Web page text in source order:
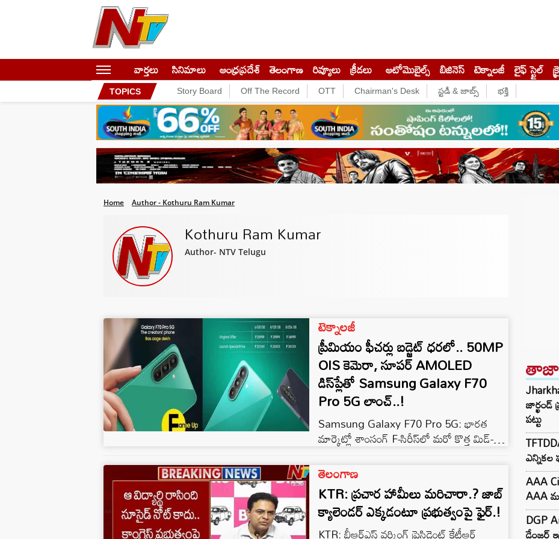
వార్తలు సినిమాలు ఆంధ్రప్రదేశ్ తెలంగాణ రివ్యూలు క్రీడలు ఆటోమొబైల్స్ బిజినెస్‌ టెక్నాలజీ లైఫ్ స్టైల్
TOPICS Story Board Off The Record OTT Chairman's Desk స్టడీ & జాబ్స్ భక్తి
Home Author - Kothuru Ram Kumar
Kothuru Ram Kumar
Author- NTV Telugu
టెక్నాలజీ
ప్రీమియం ఫీచర్లు బడ్జెట్ ధరలో.. 50MP
OIS కెమెరా, సూపర్ AMOLED
డిస్‌ప్లేతో Samsung Galaxy F70
Pro 5G లాంచ్..!
Samsung Galaxy F70 Pro 5G: భారత
మార్కెట్లో శాంసంగ్ F-సిరీస్‌లో మరో కొత్త మిడ్-
రేంజ్ స్మార్ట్‌ఫోన్ గెలాక్సీ F70 ప్రో 5G
(Samsung Galaxy F70 Pro 5G)ను
అధికారికంగా లాంచ్ చేసింది. ప్రీమియం డిజైన్,
శక్తివంతమైన Snapdragon 6 Gen 3 ప్రాసెసర్,
6000mAh భారీ బ్యాటరీ, 120Hz AMOLED
డిస్‌ప్లేతో ఈ ఫోన్ వినియోగదారుల ముందుకు
తెలంగాణ
KTR: ప్రచార హామీలు మరిచారా.? జాబ్
క్యాలెండర్‌ ఎక్కడంటూ ప్రభుత్వంపై ఫైర్.!
KTR: బీఆర్ఎస్ వర్కింగ్ ప్రెసిడెంట్ కేటీఆర్
జార్ఖండ్
పట్టు
ఎన్నికల
AAA
AAA
DGP
డేంజర్